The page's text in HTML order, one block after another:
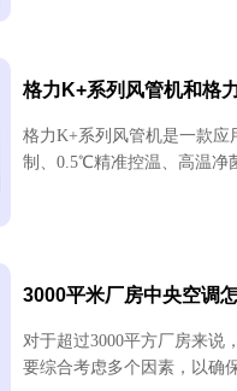
格力K+系列风管机和格
格力K+系列风管机是一款应
制、0.5℃精准控温、高温净
3000平米厂房中央空调
对于超过3000平方厂房来说
要综合考虑多个因素，以确